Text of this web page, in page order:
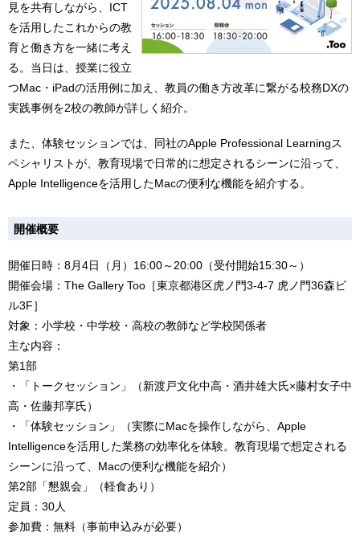
見を共有しながら、ICT
を活用したこれからの教
育と働き方を一緒に考え
る。当日は、授業に役立
つMac・iPadの活用例に加え、教員の働き方改革に繋がる校務DXの
実践事例を2校の教師が詳しく紹介。
また、体験セッションでは、同社のApple Professional Learningス
ペシャリストが、教育現場で日常的に想定されるシーンに沿って、
Apple Intelligenceを活用したMacの便利な機能を紹介する。
開催概要
開催日時：8月4日（月）16:00～20:00（受付開始15:30～）
開催会場：The Gallery Too［東京都港区虎ノ門3-4-7 虎ノ門36森ビ
ル3F］
対象：小学校・中学校・高校の教師など学校関係者
主な内容：
第1部
・「トークセッション」（新渡戸文化中高・酒井雄大氏×藤村女子中
高・佐藤邦享氏）
・「体験セッション」（実際にMacを操作しながら、Apple
Intelligenceを活用した業務の効率化を体験。教育現場で想定される
シーンに沿って、Macの便利な機能を紹介）
第2部「懇親会」（軽食あり）
定員：30人
参加費：無料（事前申込みが必要）